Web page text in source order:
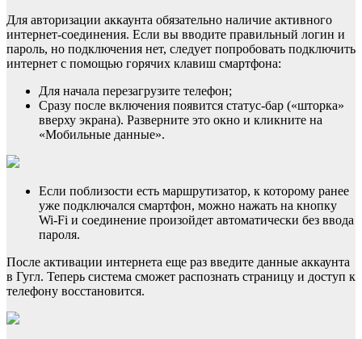
Для авторизации аккаунта обязательно наличие активного
интернет-соединения. Если вы вводите правильный логин и
пароль, но подключения нет, следует попробовать подключить
интернет с помощью горячих клавиш смартфона:
Для начала перезагрузите телефон;
Сразу после включения появится статус-бар («шторка»
вверху экрана). Разверните это окно и кликните на
«Мобильные данные».
Если поблизости есть маршрутизатор, к которому ранее
уже подключался смартфон, можно нажать на кнопку
Wi-Fi и соединение произойдет автоматически без ввода
пароля.
После активации интернета еще раз введите данные аккаунта
в Гугл. Теперь система сможет распознать страницу и доступ к
телефону восстановится.